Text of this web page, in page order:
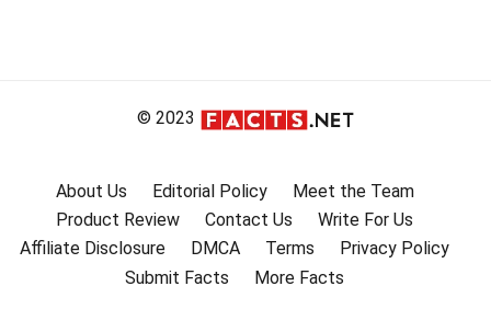
© 2023
About Us Editorial Policy
Meet the Team
Product Review
Contact Us
Write For Us
Affiliate Disclosure
DMCA Terms
Privacy Policy
Submit Facts
More Facts